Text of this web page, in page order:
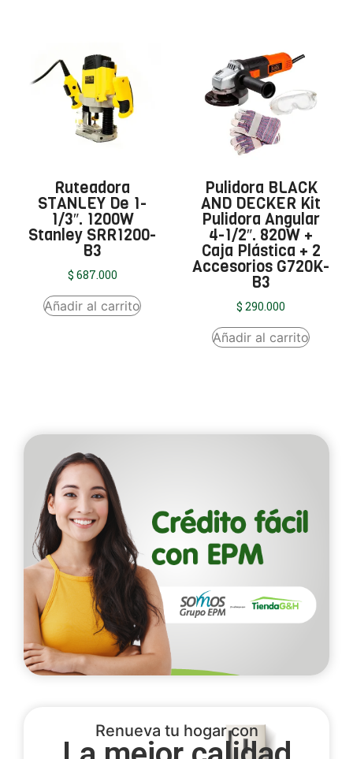
Ruteadora
STANLEY De 1-
1/3″. 1200W
Stanley SRR1200-
B3
$ 687.000
Añadir al carrito
Pulidora BLACK
AND DECKER Kit
Pulidora Angular
4-1/2″. 820W +
Caja Plástica + 2
Accesorios G720K-
B3
$ 290.000
Añadir al carrito
Renueva tu hogar con